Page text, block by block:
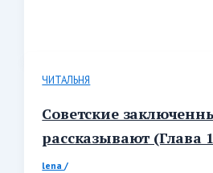
ЧИТАЛЬНЯ
Советские
рассказывают (Глава
lena/